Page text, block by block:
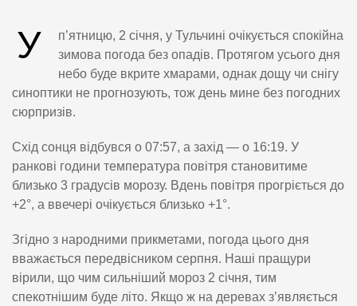
У
п’ятницю, 2 січня, у Тульчині очікується спокійна
зимова погода без опадів. Протягом усього дня
небо буде вкрите хмарами, однак дощу чи снігу
синоптики не прогнозують, тож день мине без погодних
сюрпризів.
Схід сонця відбувся о 07:57, а захід — о 16:19. У
ранкові години температура повітря становитиме
близько 3 градусів морозу. Вдень повітря прогріється до
+2°, а ввечері очікується близько +1°.
Згідно з народними прикметами, погода цього дня
вважається передвісником серпня. Наші пращури
вірили, що чим сильніший мороз 2 січня, тим
спекотнішим буде літо. Якщо ж на деревах з’являється